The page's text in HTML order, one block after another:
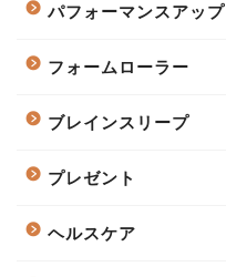
パフォーマンスアップ
フォームローラー
ブレインスリープ
プレゼント
ヘルスケア